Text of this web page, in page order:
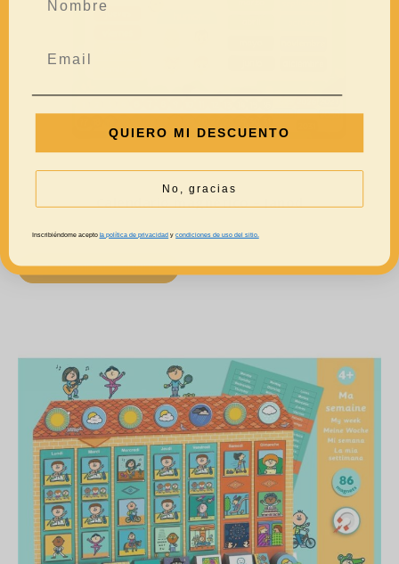
Calendario magnético – Janod
AÑADIR AL CARRITO
QUIERO MI DESCUENTO
No, gracias
Inscribiéndome acepto la política de privacidad ycondiciones de uso del sitio.